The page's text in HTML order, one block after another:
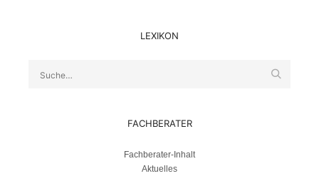
LEXIKON
FACHBERATER
Fachberater-Inhalt
Aktuelles